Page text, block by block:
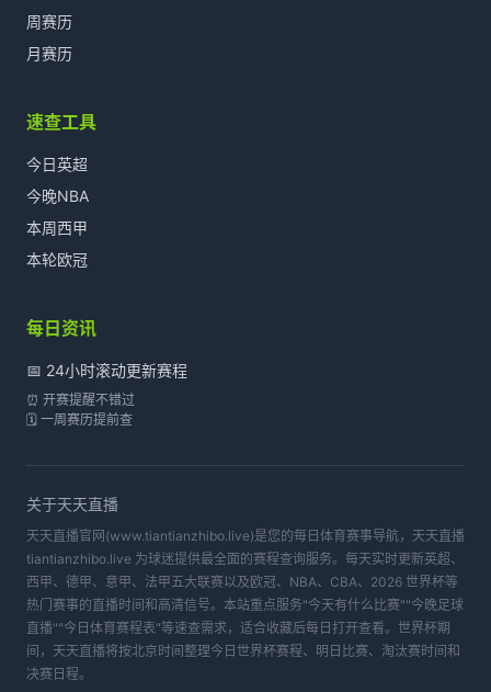
周赛历
月赛历
速查工具
今日英超
今晚NBA
本周西甲
本轮欧冠
每日资讯
📅 24小时滚动更新赛程
⏰ 开赛提醒不错过
🗓️ 一周赛历提前查
关于天天直播
天天直播官网(www.tiantianzhibo.live)是您的每日体育赛事导航，天天直播
tiantianzhibo.live 为球迷提供最全面的赛程查询服务。每天实时更新英超、
西甲、德甲、意甲、法甲五大联赛以及欧冠、NBA、CBA、2026 世界杯等
热门赛事的直播时间和高清信号。本站重点服务"今天有什么比赛""今晚足球
直播""今日体育赛程表"等速查需求，适合收藏后每日打开查看。世界杯期
间，天天直播将按北京时间整理今日世界杯赛程、明日比赛、淘汰赛时间和
决赛日程。